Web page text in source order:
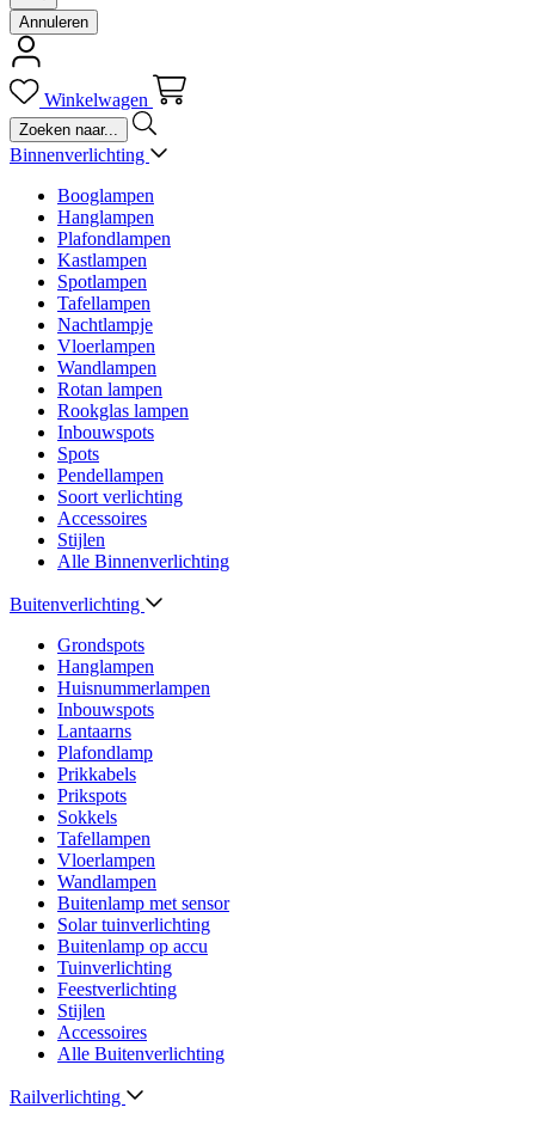
Annuleren
Winkelwagen
Binnenverlichting
Booglampen
Hanglampen
Plafondlampen
Kastlampen
Spotlampen
Tafellampen
Nachtlampje
Vloerlampen
Wandlampen
Rotan lampen
Rookglas lampen
Inbouwspots
Spots
Pendellampen
Soort verlichting
Accessoires
Stijlen
Alle Binnenverlichting
Buitenverlichting
Grondspots
Hanglampen
Huisnummerlampen
Inbouwspots
Lantaarns
Plafondlamp
Prikkabels
Prikspots
Sokkels
Tafellampen
Vloerlampen
Wandlampen
Buitenlamp met sensor
Solar tuinverlichting
Buitenlamp op accu
Tuinverlichting
Feestverlichting
Stijlen
Accessoires
Alle Buitenverlichting
Railverlichting